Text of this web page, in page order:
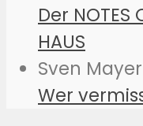
Der NOTES
HAUS
Sven Mayer
Wer